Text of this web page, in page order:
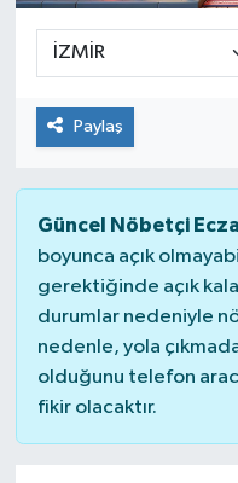
Paylaş
Güncel Nöbetçi
boyunca açık
gerektiğinde açık
durumlar nedeniyle
nedenle, yola
olduğunu telefon
fikir olacaktır.